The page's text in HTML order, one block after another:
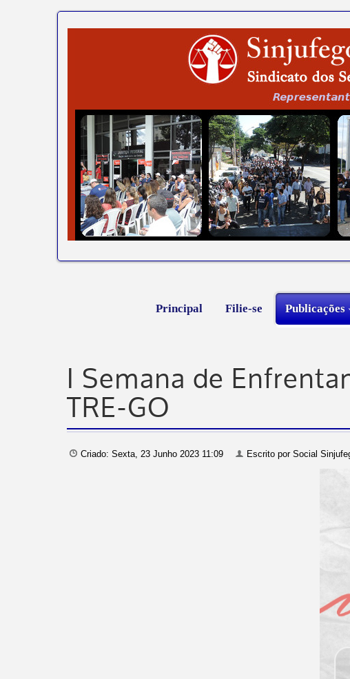
Principal Filie-se Publicações
I Semana de
TRE-GO
Criado: Sexta, 23 Junho 2023 11:09 Escrito por Social